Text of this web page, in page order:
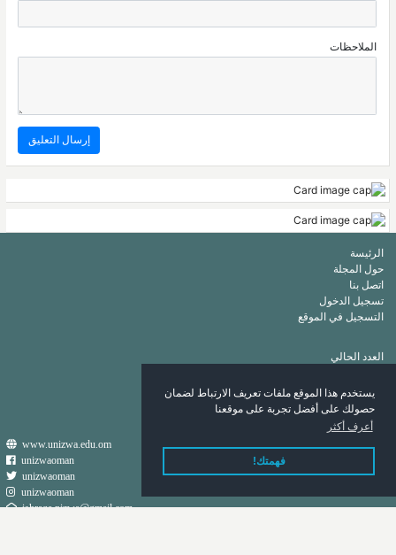
يستخدم هذا الموقع ملفات تعريف الارتباط لضمان
حصولك على أفضل تجربة على موقعنا
أعرف أكثر
فهمتك!
الملاحظات
الرئيسة
حول المجلة
اتصل بنا
تسجيل الدخول
التسجيل في الموقع
العدد الحالي
قائمة الكلمات الرئيسة
قائمة المؤلفين
www.unizwa.edu.om
unizwaoman
unizwaoman
unizwaoman
ishraqa.nizwa@gmail.com